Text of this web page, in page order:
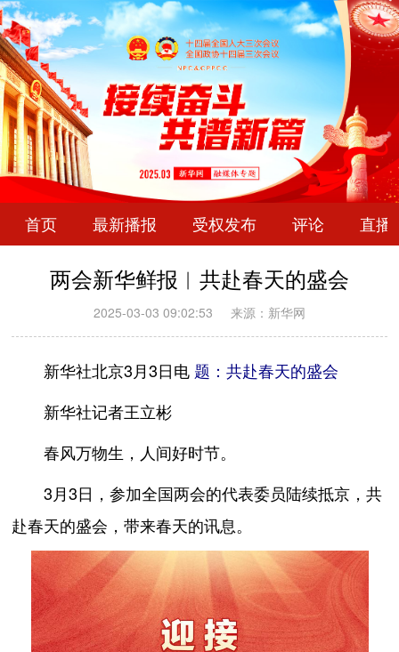
首页 最新播报 受权发布 评论 直播
两会新华鲜报︱共赴春天的盛会
2025-03-03 09:02:53 来源：新华网
新华社北京3月3日电 题：共赴春天的盛会
新华社记者王立彬
春风万物生，人间好时节。
3月3日，参加全国两会的代表委员陆续抵京，共
赴春天的盛会，带来春天的讯息。